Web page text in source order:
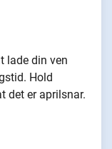
lade din ven
Hold
det er aprilsnar.